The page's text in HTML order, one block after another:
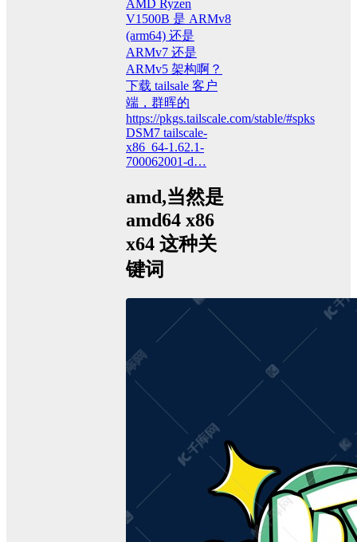
AMD Ryzen
V1500B 是 ARMv8
(arm64) 还是
ARMv7 还是
ARMv5 架构啊？
下载 tailsale 客户
端，群晖的
https://pkgs.tailscale.com/stable/#spks
DSM7 tailscale-
x86_64-1.62.1-
700062001-d…
amd,当然是
amd64 x86
x64 这种关
键词